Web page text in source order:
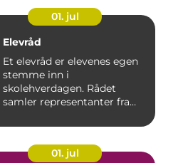
01. jul
Elevråd
Et elevråd er elevenes egen
stemme inn i
skolehverdagen. Rådet
samler representanter fra
01. jul